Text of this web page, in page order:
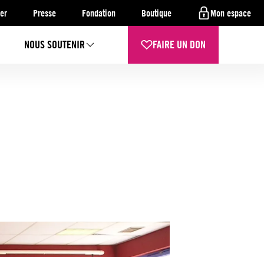
Presse Fondation Boutique Mon espace
NOUS SOUTENIR FAIRE UN DON